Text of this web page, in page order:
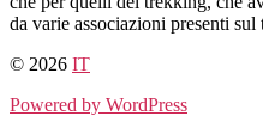
da varie associazioni presenti sul
© 2026 IT
Powered by WordPress